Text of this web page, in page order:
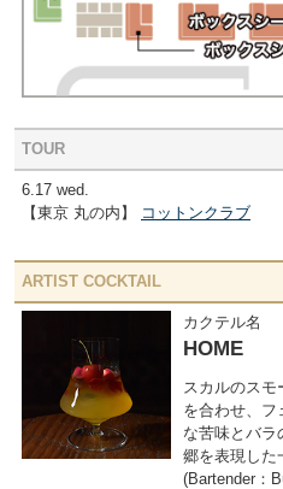
TOUR
6.17 wed.
【東京 丸の内】
コットンクラブ
ARTIST COCKTAIL
カクテル名
HOME
スカルのス
を合わせ、フ
な苦味とバラ
郷を表現した
(Bartender：